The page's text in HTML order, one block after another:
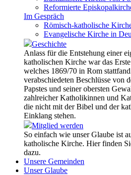
Reformierte
Im Gespräch
Römisch-katholische
Evangelische Kirche in
Geschichte
Anlass für die Entstehung einer
katholischen Kirche war das
welches 1869/70 in Rom
verabschiedeten Beschlüsse von
Papstes und seiner obersten
zahlreicher Katholikinnen und
die nicht mit der Bibel und der
Einklang stehen.
Mitglied werden
So einfach wie unser Glaube ist
katholische Kirche. Hier finden
dazu.
Unsere Gemeinden
Unser Glaube